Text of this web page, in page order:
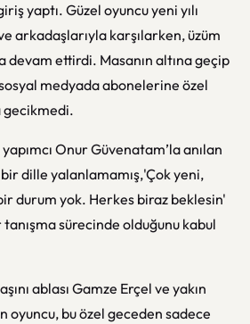
yaptı. Güzel oyuncu yeni yılı
arkadaşlarıyla karşılarken, üzüm
devam ettirdi. Masanın altına geçip
medyada abonelerine özel
gecikmedi.
yapımcı Onur Güvenatam’la anılan
dille yalanlamamış,'Çok yeni,
durum yok. Herkes biraz beklesin'
sürecinde olduğunu kabul
ablası Gamze Erçel ve yakın
oyuncu, bu özel geceden sadece